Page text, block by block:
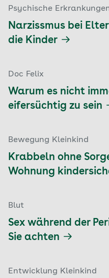
Psychische
Narzissmus bei
die Kinder
Doc Felix
Warum es nicht
eifersüchtig zu sein
Bewegung Kleinkind
Krabbeln ohne
Wohnung
Blut
Sex während der
Sie achten
Entwicklung Kleinkind